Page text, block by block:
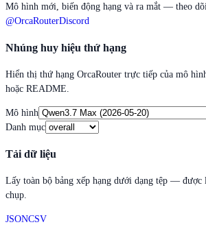
Mô hình mới, biến động hạng và ra mắt — theo
@OrcaRouterDiscord
Nhúng huy hiệu thứ hạng
Hiển thị thứ hạng OrcaRouter trực tiếp của mô
hoặc README.
Mô hình
Danh mục
Tải dữ liệu
Lấy toàn bộ bảng xếp hạng dưới dạng tệp — được
chụp.
JSONCSV